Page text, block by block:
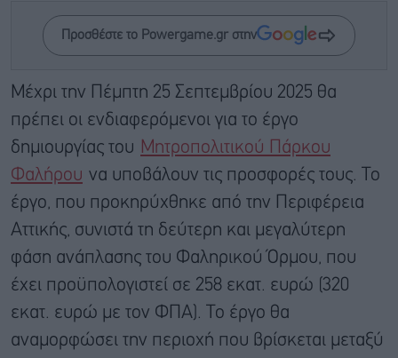
Προσθέστε το Powergame.gr στην
Μέχρι την Πέμπτη 25 Σεπτεμβρίου 2025 θα
πρέπει οι ενδιαφερόμενοι για το έργο
δημιουργίας του Μητροπολιτικού Πάρκου
Φαλήρου να υποβάλουν τις προσφορές τους. Το
έργο, που προκηρύχθηκε από την Περιφέρεια
Αττικής, συνιστά τη δεύτερη και μεγαλύτερη
φάση ανάπλασης του Φαληρικού Όρμου, που
έχει προϋπολογιστεί σε 258 εκατ. ευρώ (320
εκατ. ευρώ με τον ΦΠΑ). Το έργο θα
αναμορφώσει την περιοχή που βρίσκεται μεταξύ